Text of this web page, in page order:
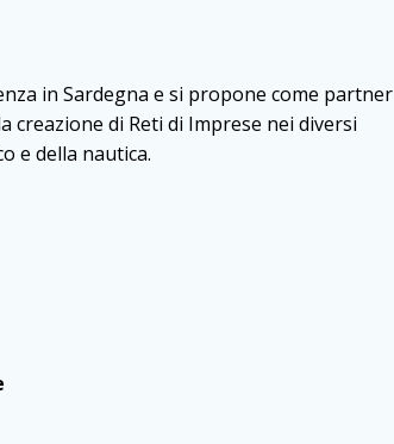
in Sardegna e si propone come partner
di Reti di Imprese nei diversi
e della nautica.